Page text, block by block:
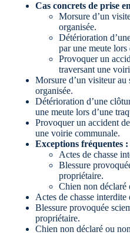
Cas concrets de prise
Morsure d’un
organisée.
Détérioration
par une meute lors
Provoquer un
traversant une
Morsure d’un visiteur au
organisée.
Détérioration d’une
une meute lors d’une
Provoquer un accident
une voirie communale.
Exceptions fréquentes :
Actes de chasse
Blessure
propriétaire.
Chien non déclaré
Actes de chasse interdite
Blessure provoquée
propriétaire.
Chien non déclaré ou